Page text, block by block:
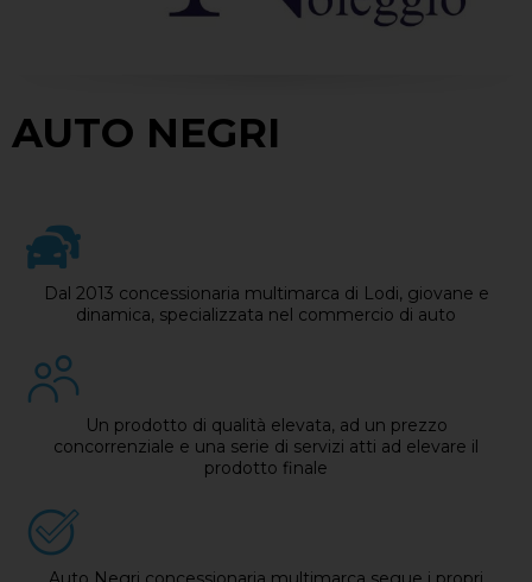
AUTO NEGRI
Dal 2013 concessionaria multimarca di Lodi, giovane e
dinamica, specializzata nel commercio di auto
Un prodotto di qualità elevata, ad un prezzo
concorrenziale e una serie di servizi atti ad elevare il
prodotto finale